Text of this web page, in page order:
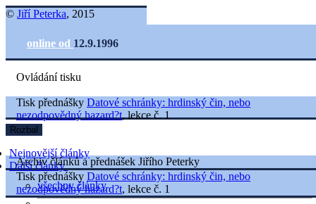
© Jiří Peterka, 2015
online od 12.9.1996
Ovládání tisku
Nejnovější články
Další články
všechny články
Tisk přednášky Datové schránky: hrdinský čin, nebo
nezodpovědný hazard?t, lekce č. 1
Rozbal
Archiv článků a přednášek Jiřího Peterky
Tisk přednášky Datové schránky: hrdinský čin, nebo
nezodpovědný hazard?t, lekce č. 1